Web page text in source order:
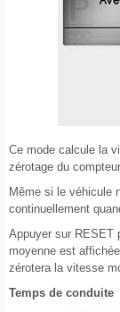
Ce mode calcule la
zérotage du
Même si le véhicule
continuellement
Appuyer sur RESET
moyenne est
zérotera la vitesse
Temps de conduite